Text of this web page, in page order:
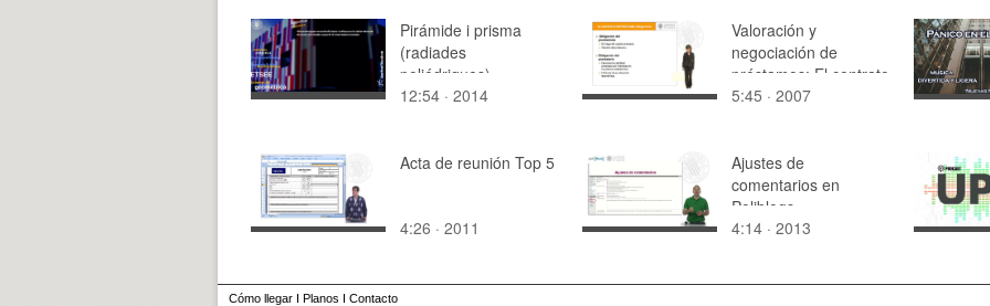
Pirámide i prisma
(radiades
poliédriques)
12:54 · 2014
Valoración y
negociación de
préstamos: El contrato
de préstamo
5:45 · 2007
Acta de reunión Top 5
4:26 · 2011
Ajustes de
comentarios en
Poliblogs
4:14 · 2013
Cómo llegar I Planos I Contacto